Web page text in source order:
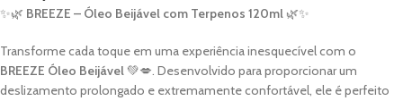
✨🌿 BREEZE – Óleo Beijável com Terpenos 120ml 🌿✨
Transforme cada toque em uma experiência inesquecível com o
BREEZE Óleo Beijável 💚💋. Desenvolvido para proporcionar um
deslizamento prolongado e extremamente confortável, ele é perfeito